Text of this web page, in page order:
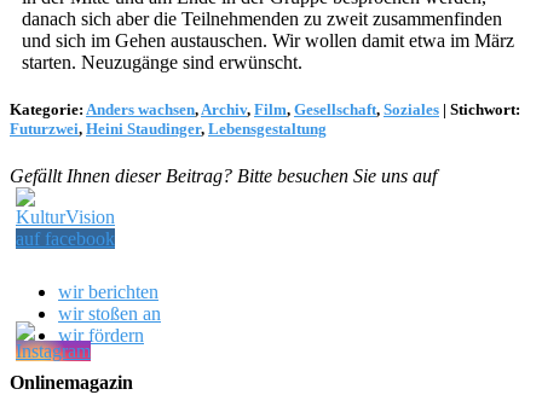
danach sich aber die Teilnehmenden zu zweit zusammenfinden
und sich im Gehen austauschen. Wir wollen damit etwa im März
starten. Neuzugänge sind erwünscht.
Kategorie: Anders wachsen,Archiv, Film, Gesellschaft, Soziales | Stichwort:
Futurzwei, Heini Staudinger, Lebensgestaltung
Gefällt Ihnen dieser Beitrag? Bitte besuchen Sie uns auf
wir berichten
wir stoßen an
wir fördern
Onlinemagazin